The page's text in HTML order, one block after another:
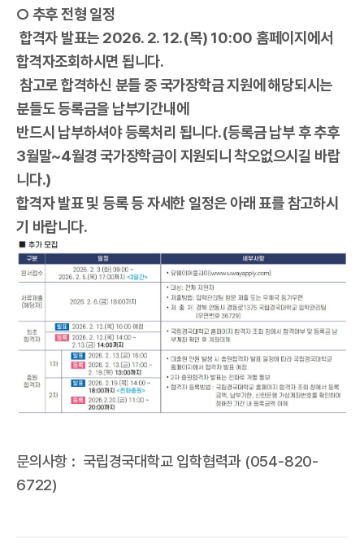
○ 추후 전형 일정
합격자 발표는 2026. 2. 12.(목) 10:00 홈페이지에서
합격자조회하시면 됩니다.
참고로 합격하신 분들 중 국가장학금 지원에 해당되시는
분들도 등록금을 납부기간내에
반드시 납부하셔야 등록처리 됩니다.(등록금 납부 후 추후
3월말~4월경 국가장학금이 지원되니 착오없으시길 바랍
니다.)
합격자 발표 및 등록 등 자세한 일정은 아래 표를 참고하시
기 바랍니다.
문의사항 : 국립경국대학교 입학협력과 (054-820-
6722)